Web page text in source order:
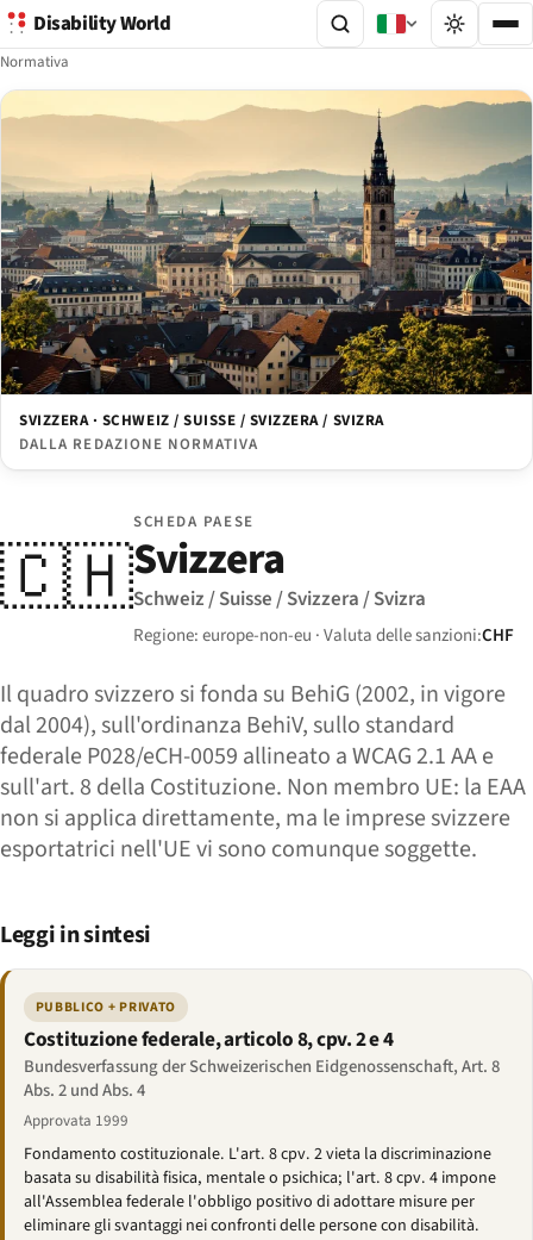
Disability World
Normativa
SVIZZERA · SCHWEIZ / SUISSE / SVIZZERA / SVIZRA
DALLA REDAZIONE NORMATIVA
🇨🇭
SCHEDA PAESE
Svizzera
Schweiz / Suisse / Svizzera / Svizra
Regione: europe-non-eu · Valuta delle sanzioni:CHF
Il quadro svizzero si fonda su BehiG (2002, in vigore
dal 2004), sull'ordinanza BehiV, sullo standard
federale P028/eCH-0059 allineato a WCAG 2.1 AA e
sull'art. 8 della Costituzione. Non membro UE: la EAA
non si applica direttamente, ma le imprese svizzere
esportatrici nell'UE vi sono comunque soggette.
Leggi in sintesi
PUBBLICO + PRIVATO
Costituzione federale, articolo 8, cpv. 2 e 4
Bundesverfassung der Schweizerischen Eidgenossenschaft, Art. 8
Abs. 2 und Abs. 4
Approvata 1999
Fondamento costituzionale. L'art. 8 cpv. 2 vieta la discriminazione
basata su disabilità fisica, mentale o psichica; l'art. 8 cpv. 4 impone
all'Assemblea federale l'obbligo positivo di adottare misure per
eliminare gli svantaggi nei confronti delle persone con disabilità.